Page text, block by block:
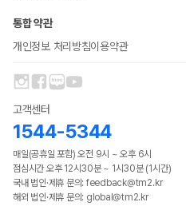
통합 약관
개인정보 처리방침이용약관
고객센터
1544-5344
매일(공휴일 포함) 오전 9시 ~ 오후 6시
점심시간 오후 12시30분 ~ 1시30분 (1시간)
국내 법인·제휴 문의: feedback@tm2.kr
해외 법인·제휴 문의: global@tm2.kr